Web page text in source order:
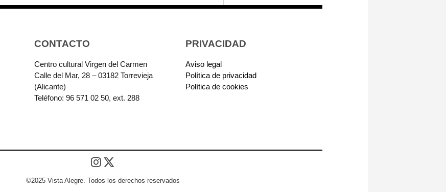
CONTACTO
Centro cultural Virgen del Carmen
Calle del Mar, 28 – 03182 Torrevieja
(Alicante)
Teléfono: 96 571 02 50, ext. 288
PRIVACIDAD
Aviso legal
Política de privacidad
Política de cookies
©2025 Vista Alegre. Todos los derechos reservados